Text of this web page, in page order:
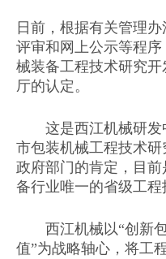
日前，根据有关管理
评审和网上公示等程
械装备工程技术研究
厅的认定。
这是西江机械研发
市包装机械工程技术
政府部门的肯定，目
备行业唯一的省级工程
西江机械以“创新包
值”为战略轴心，将工